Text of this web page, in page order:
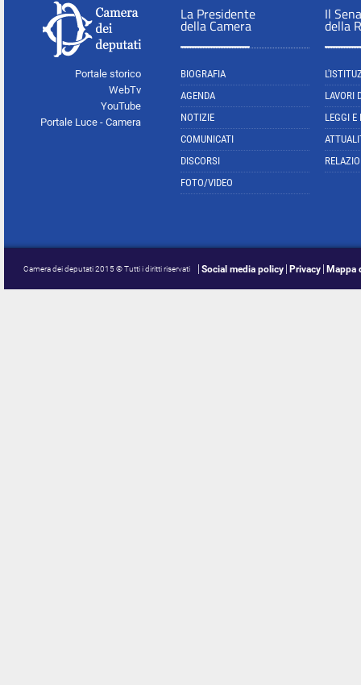
Portale storico
WebTv
YouTube
Portale Luce - Camera
La Presidente
della Camera
BIOGRAFIA
AGENDA
NOTIZIE
COMUNICATI
DISCORSI
FOTO/VIDEO
Il
della
LAVORI
LEGGI E
Camera dei deputati 2015 © Tutti i diritti riservati Social media policy Privacy Mappa